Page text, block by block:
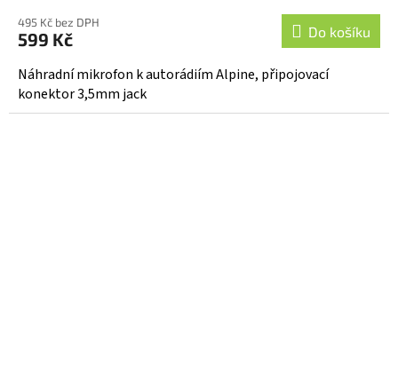
produktu
je
5,0
z
5
495 Kč bez DPH
599 Kč Do košíku
Náhradní mikrofon k autorádiím Alpine, připojovací
konektor 3,5mm jack